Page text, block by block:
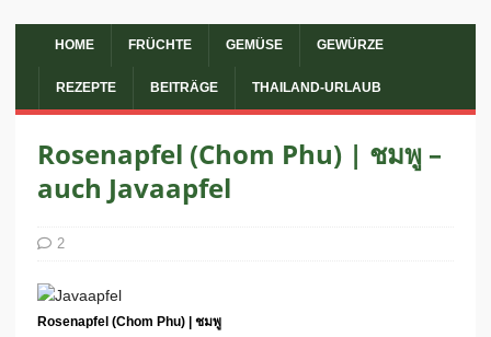
HOME FRÜCHTE GEMÜSE GEWÜRZE
REZEPTE BEITRÄGE THAILAND-URLAUB
Rosenapfel (Chom Phu) | ชมพู –
auch Javaapfel
2
Rosenapfel (Chom Phu) | ชมพู